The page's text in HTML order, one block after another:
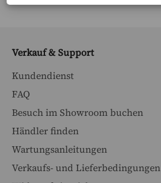
Verkauf & Support
Kundendienst
FAQ
Besuch im Showroom buchen
Händler finden
Wartungsanleitungen
Verkaufs- und Lieferbedingungen